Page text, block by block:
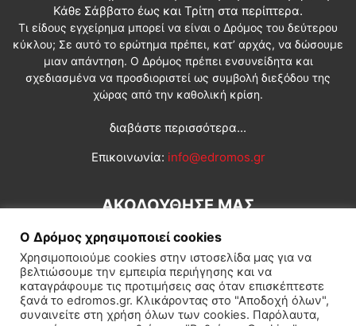
Κάθε Σάββατο έως και Τρίτη στα περίπτερα.
Τι είδους εγχείρημα μπορεί να είναι ο Δρόμος του δεύτερου
κύκλου; Σε αυτό το ερώτημα πρέπει, κατ’ αρχάς, να δώσουμε
μιαν απάντηση. Ο Δρόμος πρέπει ενσυνείδητα και
σχεδιασμένα να προσδιοριστεί ως συμβολή διεξόδου της
χώρας από την καθολική κρίση.
διαβάστε περισσότερα...
Επικοινωνία: info@edromos.gr
ΑΚΟΛΟΥΘΗΣΕ ΜΑΣ
Εγγραφή συνδρομητή Πολιτική Διεθνή Κοινωνία
Ο Δρόμος χρησιμοποιεί cookies
Χρησιμοποιούμε cookies στην ιστοσελίδα μας για να
βελτιώσουμε την εμπειρία περιήγησης και να
καταγράφουμε τις προτιμήσεις σας όταν επισκέπτεστε
ξανά το edromos.gr. Κλικάροντας στο "Αποδοχή όλων",
συναινείτε στη χρήση όλων των cookies. Παρόλαυτα,